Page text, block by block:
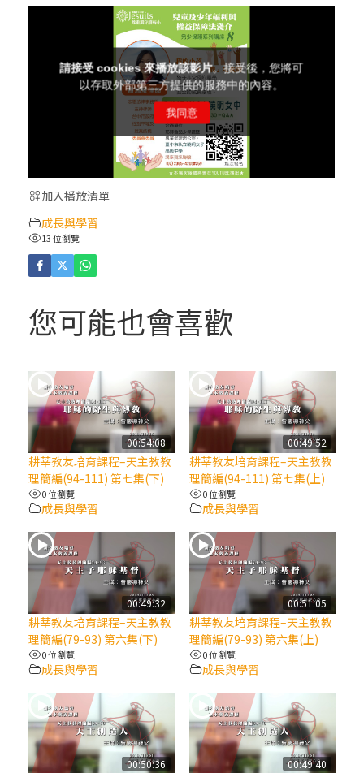
【信仰之旅】第十一集：「教 會」(推廣片)
【信仰之旅】第十一集：「教 會」—林必能
神父
【信仰之旅】第十集：「逾越奧蹟」— 錢玲
珠老師
(5)黃敏正主教帶你做「四旬期避靜」—【逾
人相遇
(2)黃敏正主教帶你做「四旬期避靜」—【逾
越的智慧】：七項齋戒的意義與益處
【信仰之旅】第九集：「如果你的痛苦比快
樂多」—歐義明神父 / 應芝莉老師
(1)黃敏正主教帶你做「四旬期避靜」—【逾
越的智慧】：聖方濟的靈修，「不占為己
有」
【信仰之旅】第八集：「耶穌為什麼降生到
人世」—高樂祈修女
2025/10/10【萬物讚頌頌歌 – 太陽與生態音
樂會】紀念聖方濟與已逝教宗方濟各（中）
2025/10/10【萬物讚頌頌歌 – 太陽與生態音
樂會】紀念聖方濟與已逝教宗方濟各（下）
加入播放清單
成長與學習
13 位瀏覽
您可能也會喜歡
00:54:08
耕莘教友培育課程–天主教教
理簡編(94-111) 第七集(下)
0 位瀏覽
成長與學習
00:49:52
耕莘教友培育課程–天主教教
理簡編(94-111) 第七集(上)
0 位瀏覽
成長與學習
00:49:32
耕莘教友培育課程–天主教教
理簡編(79-93) 第六集(下)
0 位瀏覽
成長與學習
00:51:05
耕莘教友培育課程–天主教教
理簡編(79-93) 第六集(上)
0 位瀏覽
成長與學習
00:50:36 00:49:40